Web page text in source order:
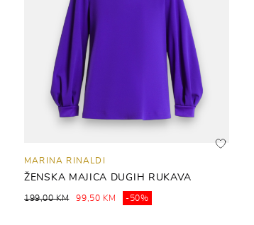
MARINA RINALDI
ŽENSKA MAJICA DUGIH RUKAVA
199,00 KM 99,50 KM -50%